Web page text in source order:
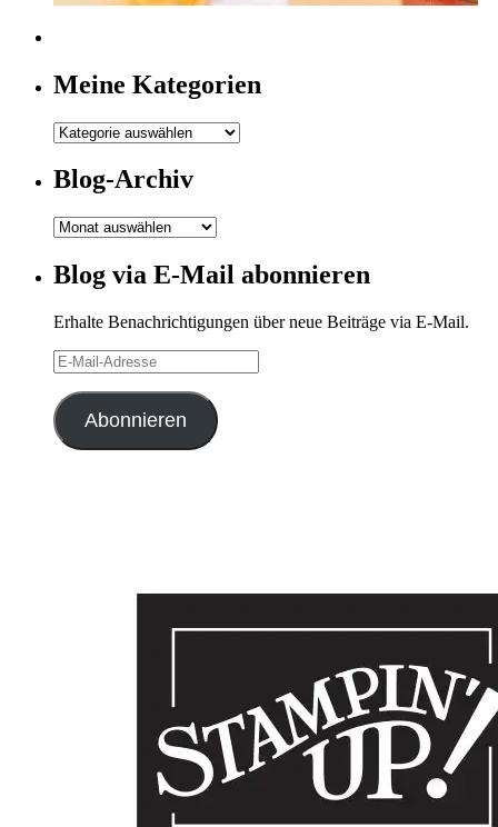
Meine Kategorien
Meine
Blog-Archiv
Blog-
Blog via E-Mail abonnieren
Erhalte Benachrichtigungen über neue Beiträge via E-Mail.
E-
Mail-
Adresse
Abonnieren